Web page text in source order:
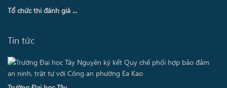
Tổ chức thi đánh giá ...
Tin tức